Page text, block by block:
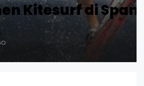
Kitesurf di